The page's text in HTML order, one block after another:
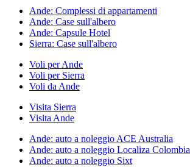
Ande: Complessi di appartamenti
Ande: Case sull'albero
Ande: Capsule Hotel
Sierra: Case sull'albero
Voli per Ande
Voli per Sierra
Voli da Ande
Visita Sierra
Visita Ande
Ande: auto a noleggio ACE Australia
Ande: auto a noleggio Localiza Colombia
Ande: auto a noleggio Sixt